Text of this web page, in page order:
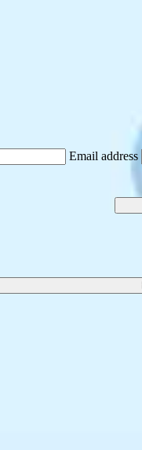
Email address